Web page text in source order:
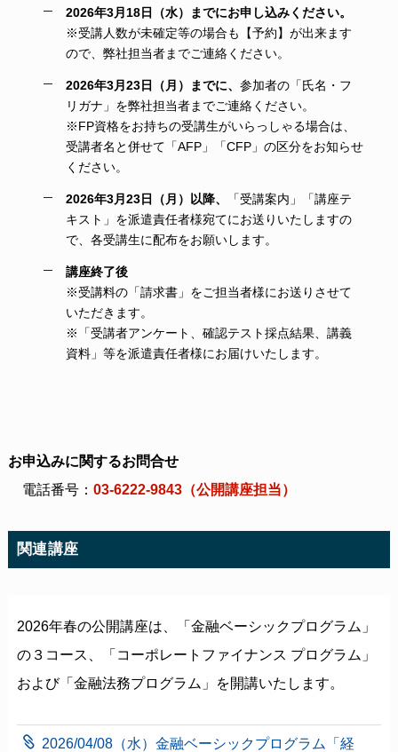
2026年3月18日（水）までにお申し込みください。
※受講人数が未確定等の場合も【予約】が出来ます
ので、弊社担当者までご連絡ください。
2026年3月23日（月）までに、 参加者の「氏名・フ
リガナ」を弊社担当者までご連絡ください。
※FP資格をお持ちの受講生がいらっしゃる場合は、
受講者名と併せて「AFP」「CFP」の区分をお知らせ
ください。
2026年3月23日（月）以降、
「受講案内」「講座テ
キスト」を派遣責任者様宛てにお送りいたしますの
で、各受講生に配布をお願いします。
講座終了後
※受講料の「請求書」をご担当者様にお送りさせて
いただきます。
※「受講者アンケート、確認テスト採点結果、講義
資料」等を派遣責任者様にお届けいたします。
お申込みに関するお問合せ
電話番号： 03-6222-9843（公開講座担当）
関連講座
2026年春の公開講座は、「金融ベーシックプログラム」
の３コース、「コーポレートファイナンス プログラム」
および「金融法務プログラム」を開講いたします。
2026/04/08（水）金融ベーシックプログラム「経